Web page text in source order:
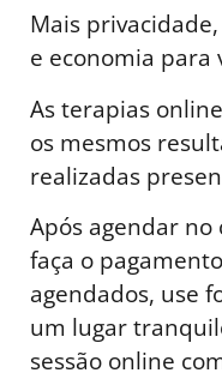
Mais
e economia para
As terapias
os mesmos
realizadas
Após agendar no
faça o
agendados, use
um lugar
sessão online